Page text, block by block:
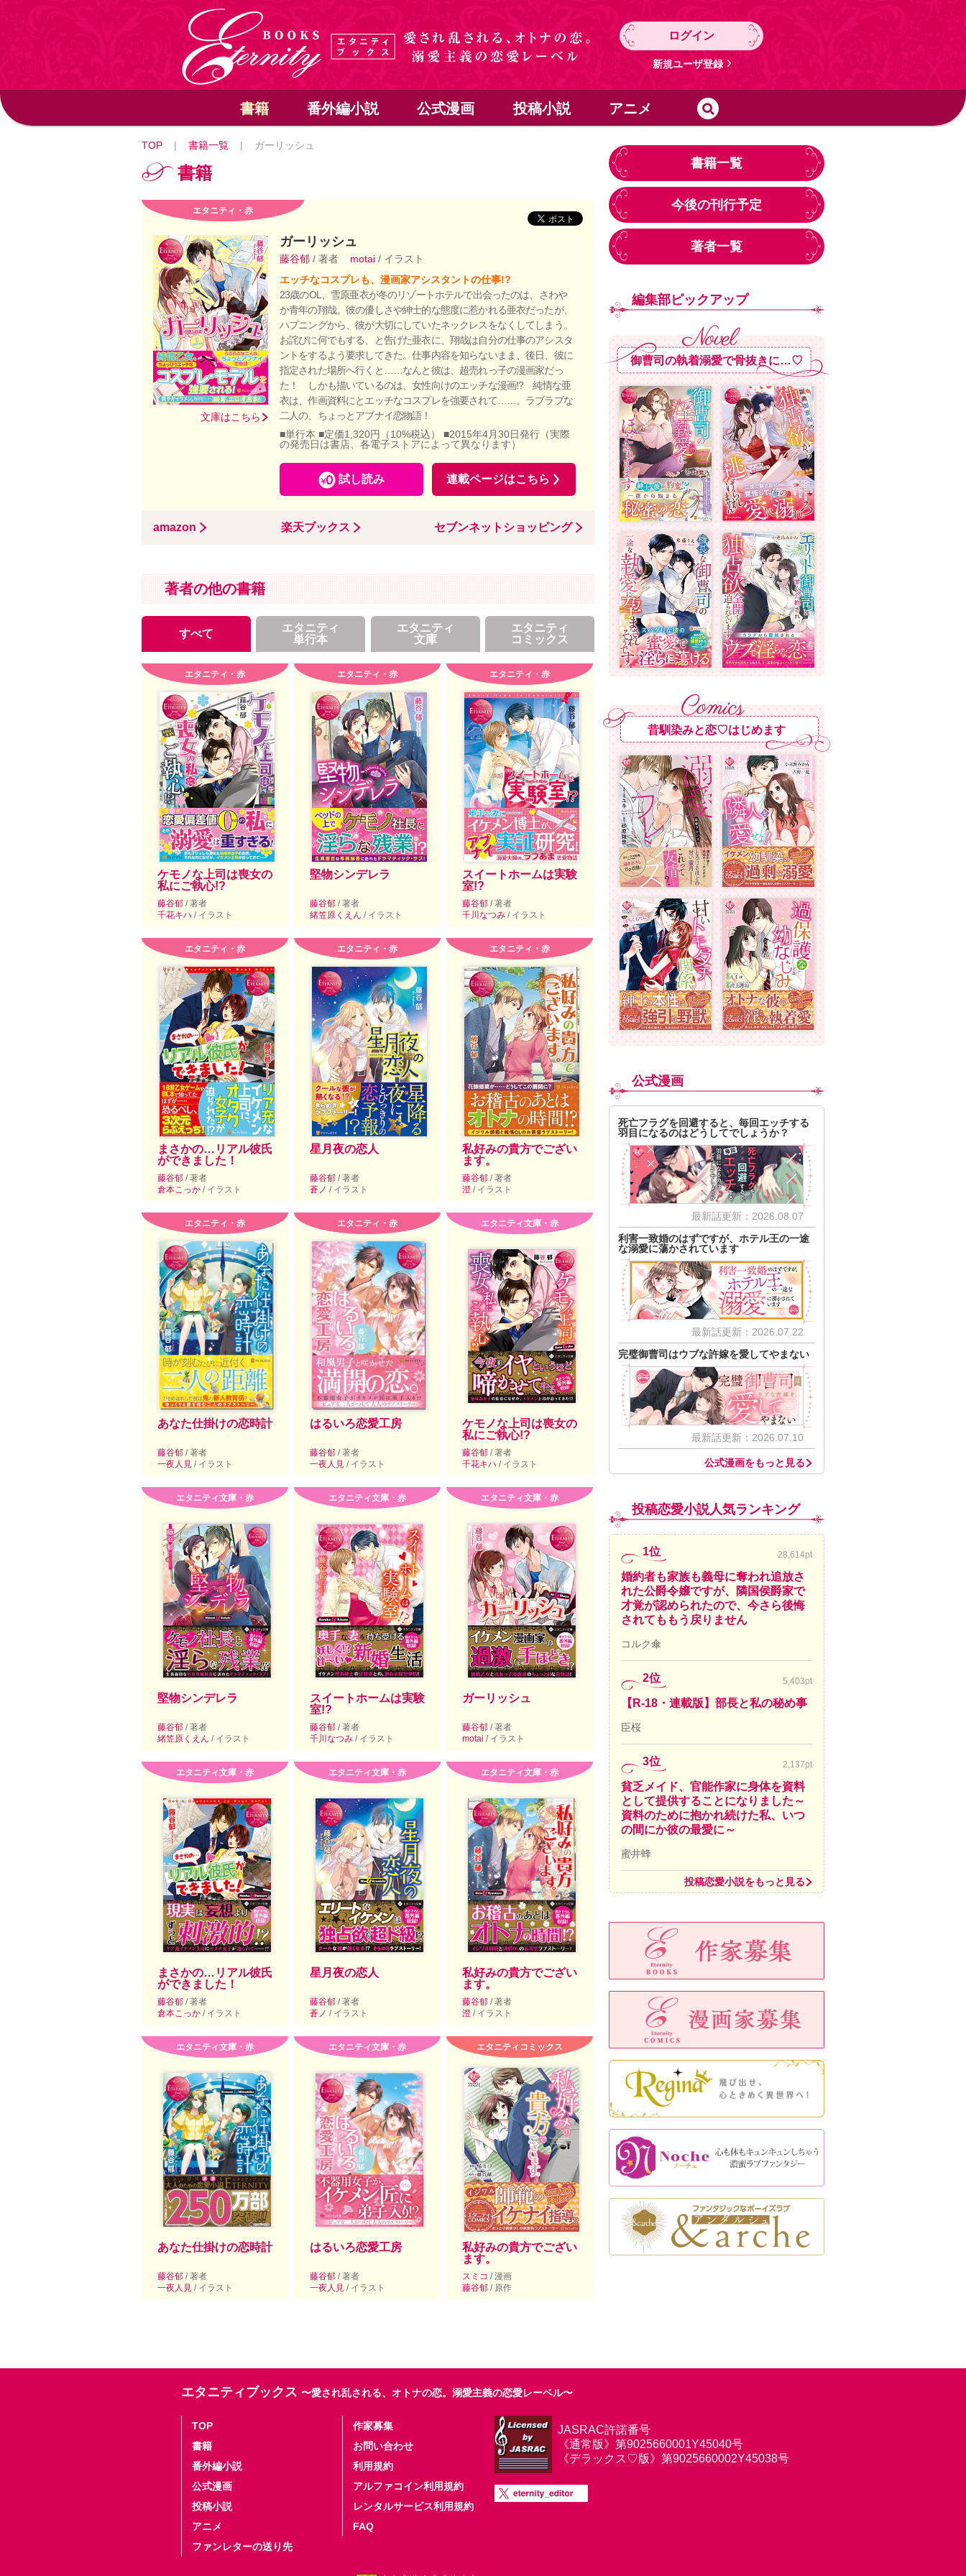
ログイン
新規ユーザ登録
書籍 番外編小説 公式漫画 投稿小説 アニメ
TOP | 書籍一覧 | ガーリッシュ
書籍
エタニティ・赤
文庫はこちら
ガーリッシュ
藤谷郁 / 著者 motai / イラスト
エッチなコスプレも、漫画家アシスタントの仕事!?
23歳のOL、雪原亜衣が冬のリゾートホテルで出会ったのは、さわや
か青年の翔哉。彼の優しさや紳士的な態度に惹かれる亜衣だったが、
ハプニングから、彼が大切にしていたネックレスをなくしてしまう。
お詫びに何でもする、と告げた亜衣に、翔哉は自分の仕事のアシスタ
ントをするよう要求してきた。仕事内容を知らないまま、後日、彼に
指定された場所へ行くと……なんと彼は、超売れっ子の漫画家だっ
た！ しかも描いているのは、女性向けのエッチな漫画!? 純情な亜
衣は、作画資料にとエッチなコスプレを強要されて……。ラブラブな
二人の、ちょっとアブナイ恋物語！
■単行本 ■定価1,320円（10%税込） ■2015年4月30日発行（実際
の発売日は書店、各電子ストアによって異なります）
試し読み 連載ページはこちら
amazon 楽天ブックス セブンネットショッピング
著者の他の書籍
すべて
エタニティ
単行本
エタニティ
文庫
エタニティ
コミックス
エタニティ・赤
ケモノな上司は喪女の
私にご執心!?
藤谷郁 / 著者
千花キハ / イラスト
エタニティ・赤
堅物シンデレラ
藤谷郁 / 著者
緒笠原くえん / イラスト
エタニティ・赤
スイートホームは実験
室!?
藤谷郁 / 著者
千川なつみ / イラスト
エタニティ・赤
まさかの…リアル彼氏
ができました！
藤谷郁 / 著者
倉本こっか / イラスト
エタニティ・赤
星月夜の恋人
藤谷郁 / 著者
蒼ノ / イラスト
エタニティ・赤
私好みの貴方でござい
ます。
藤谷郁 / 著者
澄 / イラスト
エタニティ・赤
あなた仕掛けの恋時計
藤谷郁 / 著者
一夜人見 / イラスト
エタニティ・赤
はるいろ恋愛工房
藤谷郁 / 著者
一夜人見 / イラスト
エタニティ文庫・赤
ケモノな上司は喪女の
私にご執心!?
藤谷郁 / 著者
千花キハ / イラスト
エタニティ文庫・赤
堅物シンデレラ
藤谷郁 / 著者
緒笠原くえん / イラスト
エタニティ文庫・赤
スイートホームは実験
室!?
藤谷郁 / 著者
千川なつみ / イラスト
エタニティ文庫・赤
ガーリッシュ
藤谷郁 / 著者
motai / イラスト
エタニティ文庫・赤
まさかの…リアル彼氏
ができました！
藤谷郁 / 著者
倉本こっか / イラスト
エタニティ文庫・赤
星月夜の恋人
藤谷郁 / 著者
蒼ノ / イラスト
エタニティ文庫・赤
私好みの貴方でござい
ます。
藤谷郁 / 著者
澄 / イラスト
エタニティ文庫・赤
あなた仕掛けの恋時計
藤谷郁 / 著者
一夜人見 / イラスト
エタニティ文庫・赤
はるいろ恋愛工房
藤谷郁 / 著者
一夜人見 / イラスト
エタニティコミックス
私好みの貴方でござい
ます。
スミコ / 漫画
藤谷郁 / 原作
書籍一覧
今後の刊行予定
著者一覧
編集部ピックアップ
御曹司の執着溺愛で骨抜きに…♡
昔馴染みと恋♡はじめます
公式漫画
死亡フラグを回避すると、毎回エッチする
羽目になるのはどうしてでしょうか？
最新話更新：2026.08.07
利害一致婚のはずですが、ホテル王の一途
な溺愛に蕩かされています
最新話更新：2026.07.22
完璧御曹司はウブな許嫁を愛してやまない
最新話更新：2026.07.10
公式漫画をもっと見る
投稿恋愛小説人気ランキング
1位 28,614pt
婚約者も家族も義母に奪われ追放さ
れた公爵令嬢ですが、隣国侯爵家で
才覚が認められたので、今さら後悔
されてももう戻りません
コルク傘
2位 5,403pt
【R-18・連載版】部長と私の秘め事
臣桜
3位 2,137pt
貧乏メイド、官能作家に身体を資料
として提供することになりました～
資料のために抱かれ続けた私、いつ
の間にか彼の最愛に～
蜜井蜂
投稿恋愛小説をもっと見る
エタニティブックス 〜愛され乱される、オトナの恋。溺愛主義の恋愛レーベル〜
TOP
書籍
番外編小説
公式漫画
投稿小説
アニメ
ファンレターの送り先
作家募集
お問い合わせ
利用規約
アルファコイン利用規約
レンタルサービス利用規約
FAQ
JASRAC許諾番号
《通常版》第9025660001Y45040号
《デラックス♡版》第9025660002Y45038号